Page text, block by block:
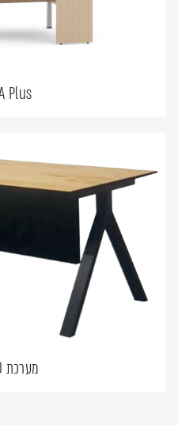
Plus
מערכת #23000